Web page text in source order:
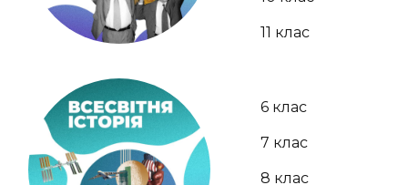
11 клас
6 клас
7 клас
8 клас